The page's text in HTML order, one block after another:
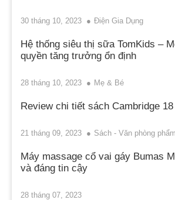
30 tháng 10, 2023 Điện Gia Dụng
Hệ thống siêu thị sữa TomKids –
quyền tăng trưởng ổn định
28 tháng 10, 2023 Mẹ & Bé
Review chi tiết sách Cambridge
21 tháng 09, 2023 Sách - Văn phòng phẩm
Máy massage cổ vai gáy Bumas
và đáng tin cậy
28 tháng 07, 2023